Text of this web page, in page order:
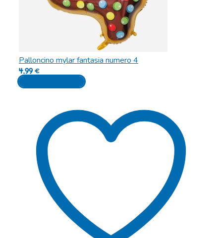
Palloncino mylar fantasia numero 4
4,99€
Aggiungi al carrello